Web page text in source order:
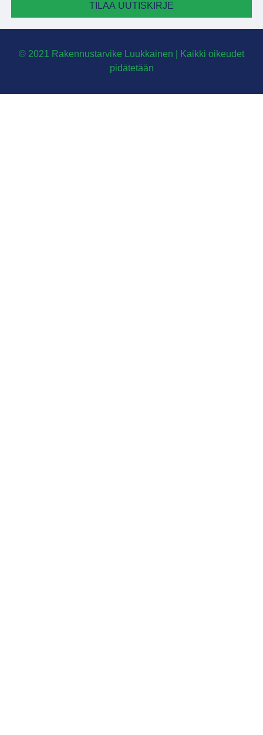
TILAA UUTISKIRJE
© 2021 Rakennustarvike Luukkainen | Kaikki oikeudet
pidätetään